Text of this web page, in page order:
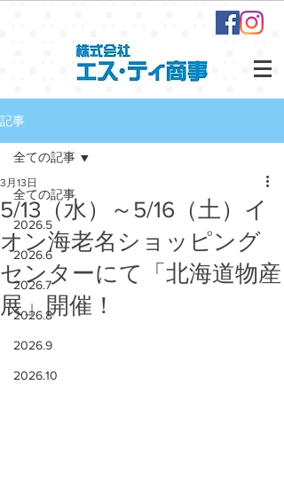
記事
全ての記事
2026.5
2026.6
2026.7
2026.8
2026.9
2026.10
全ての記事
5/13（水）～5/16（土）イ
オン海老名ショッピング
センターにて「北海道物産
展」開催！
3月13日